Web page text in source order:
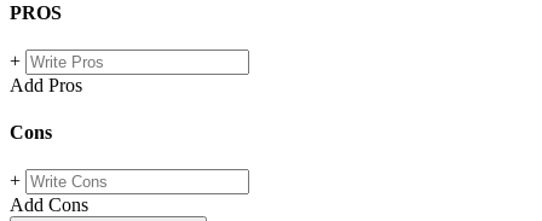
PROS
+
Add Pros
Cons
+
Add Cons